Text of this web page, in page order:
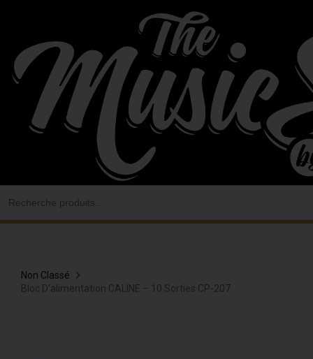
contenu
Non Classé
Bloc D’alimentation CALINE – 10 Sorties CP-207